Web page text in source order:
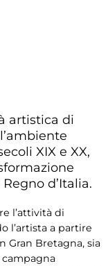
artistica di
XIX e XX,
d’Italia.
l’attività di
l’artista a partire
Gran Bretagna, sia